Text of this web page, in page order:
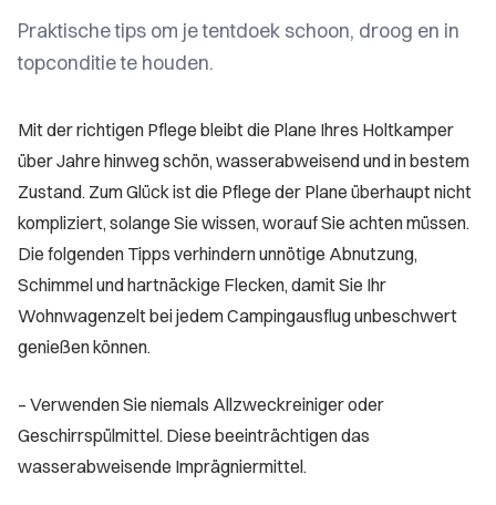
Praktische tips om je tentdoek schoon, droog en in
topconditie te houden.
Mit der richtigen Pflege bleibt die Plane Ihres Holtkamper
über Jahre hinweg schön, wasserabweisend und in bestem
Zustand. Zum Glück ist die Pflege der Plane überhaupt nicht
kompliziert, solange Sie wissen, worauf Sie achten müssen.
Die folgenden Tipps verhindern unnötige Abnutzung,
Schimmel und hartnäckige Flecken, damit Sie Ihr
Wohnwagenzelt bei jedem Campingausflug unbeschwert
genießen können.
– Verwenden Sie niemals Allzweckreiniger oder
Geschirrspülmittel. Diese beeinträchtigen das
wasserabweisende Imprägniermittel.